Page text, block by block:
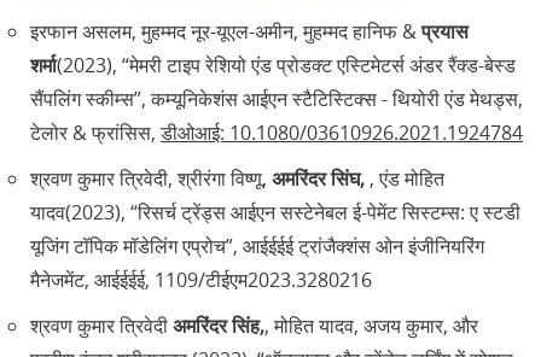
इरफान असलम, मुहम्मद नूर-यूएल-अमीन, मुहम्मद हानिफ &प्रयास
शर्मा(2023), “मेमरी टाइप रेशियो एंड प्रोडक्ट एस्टिमेटर्स अंडर रैंक्ड-बेस्ड
सैंपलिंग स्कीम्स”, कम्यूनिकेशंस आईएन स्टैटिस्टिक्स - थियोरी एंड मेथड्स,
टेलोर & फ्रांसिस,डीओआई: 10.1080/03610926.2021.1924784
श्रवण कुमार त्रिवेदी, श्रीरंगा विष्णू, अमरिंदर सिंघ, , एंड मोहित
यादव(2023), “रिसर्च ट्रेंड्स आईएन सस्टेनेबल ई-पेमेंट सिस्टम्स: ए स्टडी
यूजिंग टॉपिक मॉडेलिंग एप्रोच”, आईईईई ट्रांजैक्शंस ओन इंजीनियरिंग
मैनेजमेंट, आईईईई, 1109/टीईएम2023.3280216
श्रवण कुमार त्रिवेदीअमरिंदर सिंह,, मोहित यादव, अजय कुमार, और